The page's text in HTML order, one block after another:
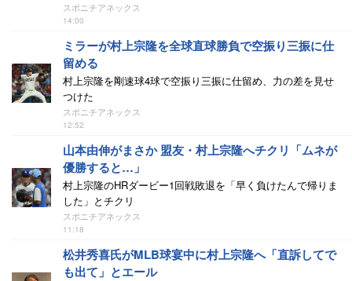
スポニチアネックス
14:00
ミラーが村上宗隆を全球直球勝負で空振り三振に仕
留める
村上宗隆を剛速球4球で空振り三振に仕留め、力の差を見せ
つけた
スポニチアネックス
12:52
山本由伸がまさか 盟友・村上宗隆へチクリ「ムネが
優勝すると…」
村上宗隆のHRダービー1回戦敗退を「早く負けたんで帰りま
した」とチクリ
スポニチアネックス
11:18
松井秀喜氏がMLB球宴中に村上宗隆へ「直訴してで
も出て」とエール